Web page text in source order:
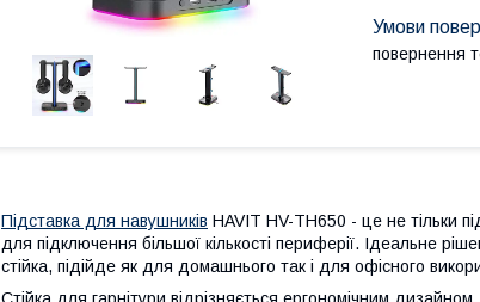
повернення
Підставка для навушників HAVIT HV-TH650 - це не тільки
для підключення більшої кількості периферії. Ідеальне
стійка, підійде як для домашнього так і для офісного